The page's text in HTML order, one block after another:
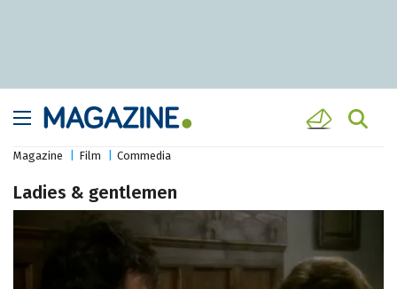
Magazine Film Commedia
Ladies & gentlemen